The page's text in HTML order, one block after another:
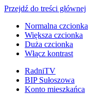
Przejdź do treści głównej
Normalna czcionka
Większa czcionka
Duża czcionka
Włącz kontrast
RadniTV
BIP Sułoszowa
Konto mieszkańca